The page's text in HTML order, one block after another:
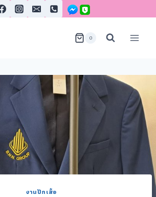
0
งานปักเสื้อ